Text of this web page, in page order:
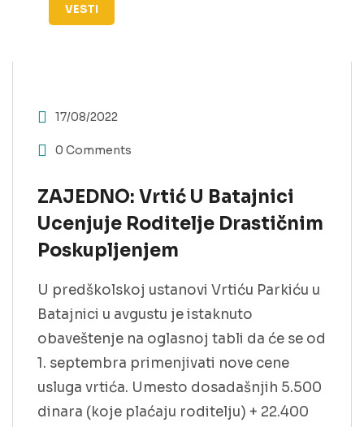
VESTI
17/08/2022
0 Comments
ZAJEDNO: Vrtić U Batajnici
Ucenjuje Roditelje Drastičnim
Poskupljenjem
U predškolskoj ustanovi Vrtiću Parkiću u
Batajnici u avgustu je istaknuto
obaveštenje na oglasnoj tabli da će se od
1. septembra primenjivati nove cene
usluga vrtića. Umesto dosadašnjih 5.500
dinara (koje plaćaju roditelju) + 22.400